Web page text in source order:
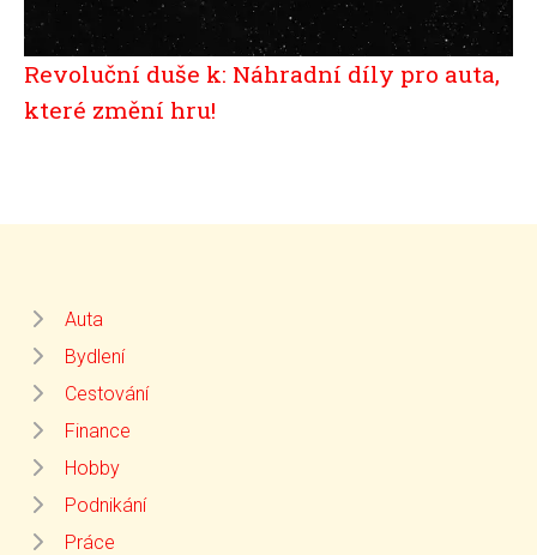
Revoluční duše k: Náhradní díly pro auta,
které změní hru!
Auta
Bydlení
Cestování
Finance
Hobby
Podnikání
Práce